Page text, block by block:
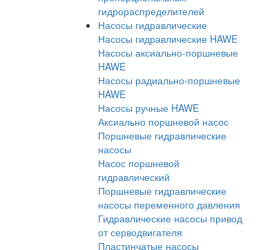
гидрораспределителей
Насосы гидравлические
Насосы гидравлические HAWE
Насосы аксиально-поршневые
HAWE
Насосы радиально-поршневые
HAWE
Насосы ручные HAWE
Аксиально поршневой насос
Поршневые гидравлические
насосы
Насос поршневой
гидравлический
Поршневые гидравлические
насосы переменного давления
Гидравлические насосы привод
от серводвигателя
Пластинчатые насосы